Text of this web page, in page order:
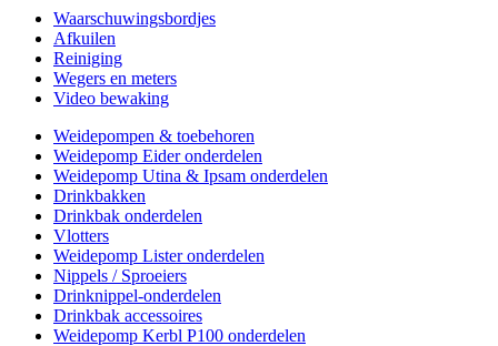
Waarschuwingsbordjes
Afkuilen
Reiniging
Wegers en meters
Video bewaking
Weidepompen & toebehoren
Weidepomp Eider onderdelen
Weidepomp Utina & Ipsam onderdelen
Drinkbakken
Drinkbak onderdelen
Vlotters
Weidepomp Lister onderdelen
Nippels / Sproeiers
Drinknippel-onderdelen
Drinkbak accessoires
Weidepomp Kerbl P100 onderdelen